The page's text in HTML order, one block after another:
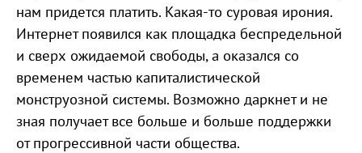
нам придется платить. Какая-то суровая ирония.
Интернет появился как площадка беспредельной
и сверх ожидаемой свободы, а оказался со
временем частью капиталистической
монструозной системы. Возможно даркнет и не
зная получает все больше и больше поддержки
от прогрессивной части общества.